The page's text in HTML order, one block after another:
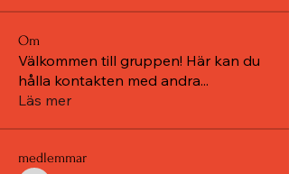
Om
Välkommen till gruppen! Här kan du
hålla kontakten med andra...
Läs mer
medlemmar